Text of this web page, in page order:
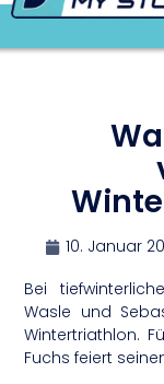
10. Januar
Bei
Wasle und
Wintertriathlon.
Fuchs feiert